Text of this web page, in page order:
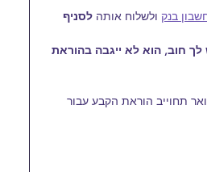
בנק ולשלוח אותה לסניף
חוב, הוא לא ייגבה בהוראת
לכל חודש עבור החודש הקודם. לדוגמה, ב-22 בפברואר תחוייב הוראת הקבע עבור